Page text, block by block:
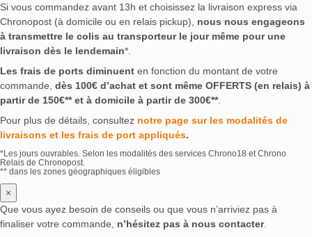
Si vous commandez avant 13h et choisissez la livraison express via
Chronopost (à domicile ou en relais pickup), nous nous engageons
à transmettre le colis au transporteur le jour même pour une
livraison dès le lendemain*.
Les frais de ports diminuent en fonction du montant de votre
commande, dès 100€ d’achat et sont même OFFERTS (en relais) à
partir de 150€** et à domicile à partir de 300€**.
Pour plus de détails, consultez notre page sur les modalités de
livraisons et les frais de port appliqués.
*Les jours ouvrables. Selon les modalités des services Chrono18 et Chrono
Relais de Chronopost.
** dans les zones géographiques éligibles
×
Que vous ayez besoin de conseils ou que vous n’arriviez pas à
finaliser votre commande, n’hésitez pas à nous contacter.